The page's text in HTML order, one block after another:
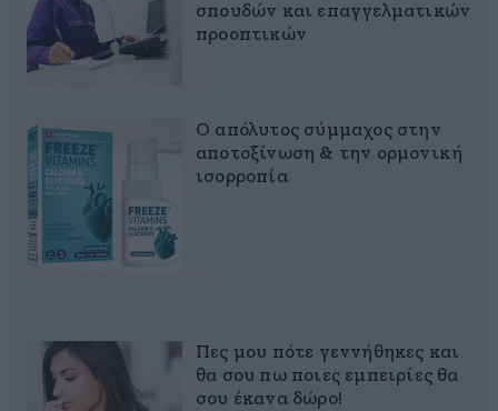
σπουδών και επαγγελματικών
προοπτικών
Ο απόλυτος σύμμαχος στην
αποτοξίνωση & την ορμονική
ισορροπία
Πες μου πότε γεννήθηκες και
θα σου πω ποιες εμπειρίες θα
σου έκανα δώρο!